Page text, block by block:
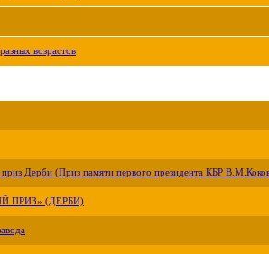
возрастов
Дерби (Приз памяти первого президента КБР
ПРИЗ» (ДЕРБИ)